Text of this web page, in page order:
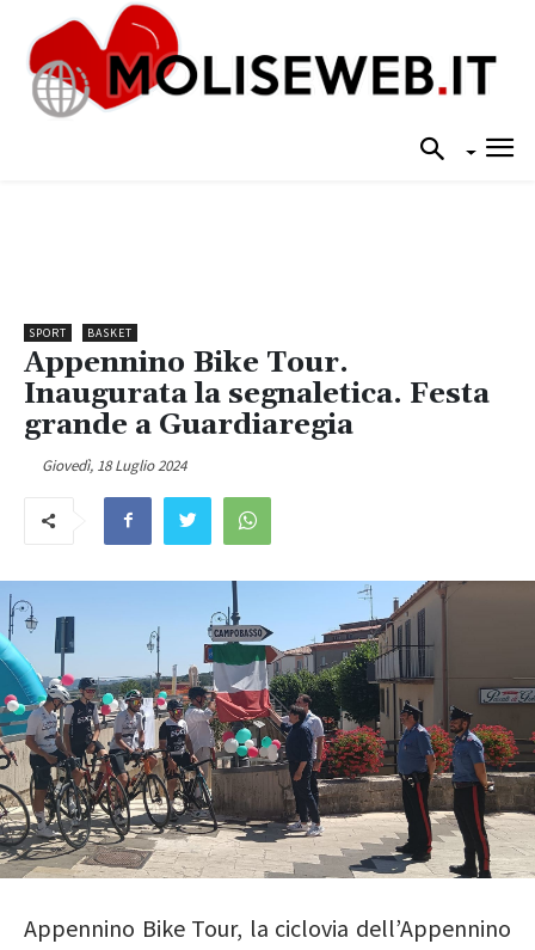
SPORT BASKET
Appennino Bike Tour.
Inaugurata la segnaletica. Festa
grande a Guardiaregia
Giovedì, 18 Luglio 2024
Appennino Bike Tour, la ciclovia dell’Appennino